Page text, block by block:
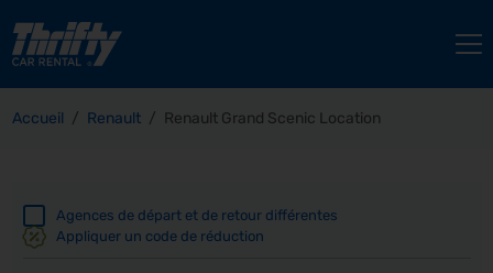
Accueil Renault Renault Grand Scenic Location
Agences de départ et de retour différentes
Appliquer un code de réduction